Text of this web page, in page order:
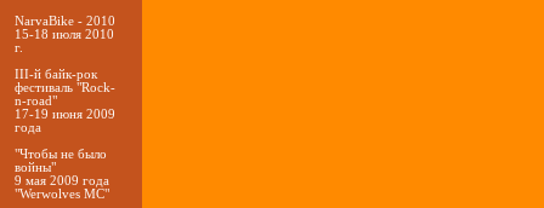
NarvaBike - 2010
15-18 июля 2010
г.
III-й байк-рок
фестиваль "Rock-
n-road"
17-19 июня 2009
года
"Чтобы не было
войны"
9 мая 2009 года
"Werwolves MC"